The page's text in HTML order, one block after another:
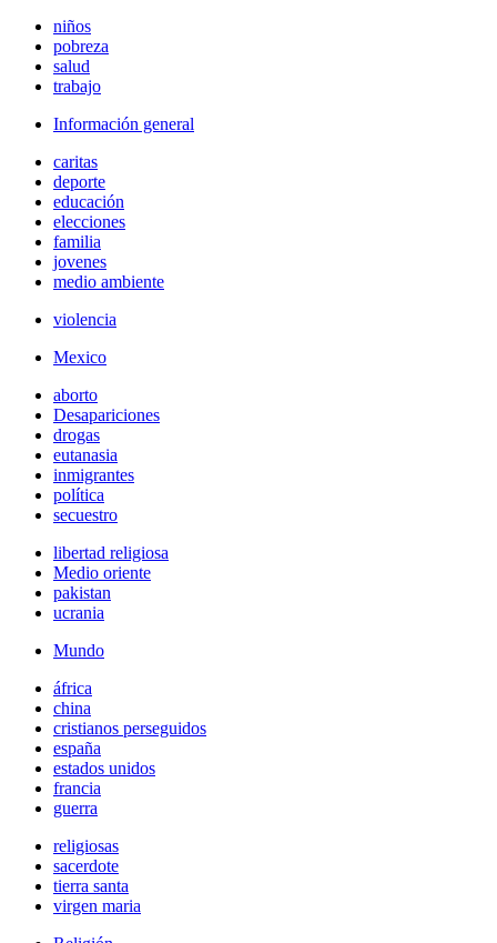
niños
pobreza
salud
trabajo
Información general
caritas
deporte
educación
elecciones
familia
jovenes
medio ambiente
violencia
Mexico
aborto
Desapariciones
drogas
eutanasia
inmigrantes
política
secuestro
libertad religiosa
Medio oriente
pakistan
ucrania
Mundo
áfrica
china
cristianos perseguidos
españa
estados unidos
francia
guerra
religiosas
sacerdote
tierra santa
virgen maria